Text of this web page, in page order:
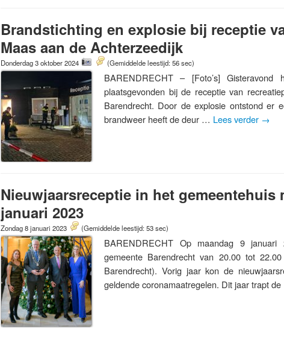
Brandstichting en explosie bij receptie
Maas aan de Achterzeedijk
Donderdag 3 oktober 2024 (Gemiddelde leestijd: 56 sec)
BARENDRECHT – [Foto’s]
plaatsgevonden bij de receptie van
Barendrecht. Door de explosie ontstond er
brandweer heeft de deur … Lees verder →
Nieuwjaarsreceptie in het gemeentehuis
januari 2023
Zondag 8 januari 2023 (Gemiddelde leestijd: 53 sec)
BARENDRECHT Op maandag 9
gemeente Barendrecht van 20.00 tot
Barendrecht). Vorig jaar kon de
geldende coronamaatregelen. Dit jaar trapt